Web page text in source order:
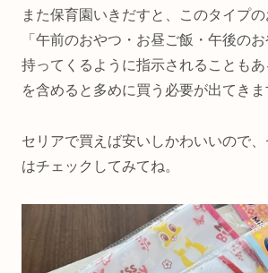
また保育園いきだすと、このタイプ
「午前のおやつ・お昼ご飯・午後の
持ってくるように指示されることもあ
を含めると多めに買う必要が出てきま
セリアで買えば安いしかわいいので
はチェックしてみてね。